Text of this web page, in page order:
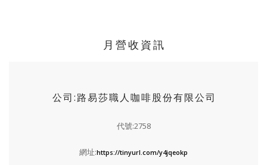
月營收資訊
公司:路易莎職人咖啡股份有限公司
代號:2758
網址:https://tinyurl.com/y4jqeokp